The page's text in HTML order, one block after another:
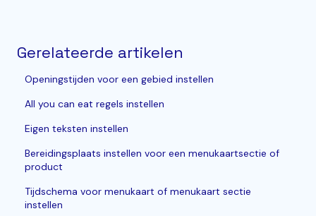
Gerelateerde artikelen
Openingstijden voor een gebied instellen
All you can eat regels instellen
Eigen teksten instellen
Bereidingsplaats instellen voor een menukaartsectie of
product
Tijdschema voor menukaart of menukaart sectie
instellen